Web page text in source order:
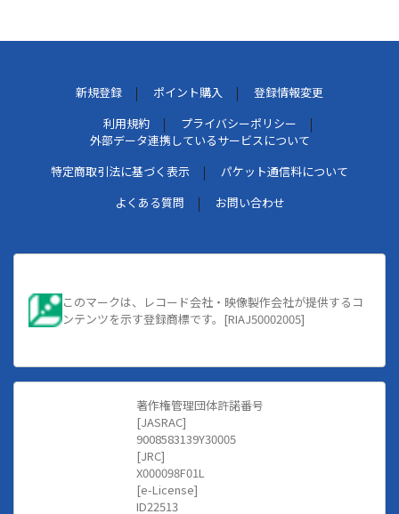
新規登録 ポイント購入
登録情報変更
利用規約
プライバシーポリシー
外部データ連携しているサービスについて
特定商取引法に基づく表示
パケット通信料について
よくある質問
お問い合わせ
このマークは、レコード会社・映像製作会社が提供するコ
ンテンツを示す登録商標です。[RIAJ50002005]
著作権管理団体許諾番号
[JASRAC]
9008583139Y30005
[JRC]
X000098F01L
[e-License]
ID22513